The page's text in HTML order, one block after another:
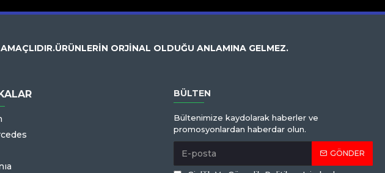
ORJİNAL OLDUĞU ANLAMINA GELMEZ.
BÜLTEN
Bültenimize kaydolarak haberler ve
promosyonlardan haberdar olun.
GÖNDER